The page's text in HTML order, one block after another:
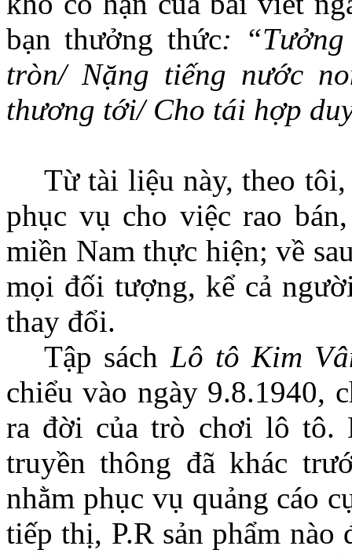
bạn thưởng thức:
tròn/ Nặng tiếng nước
thương tới/ Cho tái hợp
Từ tài liệu này, theo
phục vụ cho việc rao
miền Nam thực hiện; về
mọi đối tượng, kể cả
thay đổi.
Tập sách Lô tô Kim
chiểu vào ngày 9.8.1940,
ra đời của trò chơi lô tô.
truyền thông đã khác
nhằm phục vụ quảng cáo
tiếp thị, P.R sản phẩm